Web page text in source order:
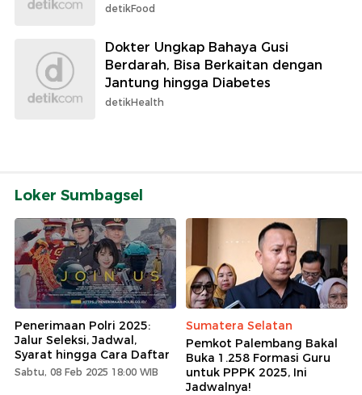
detikFood
Dokter Ungkap Bahaya Gusi
Berdarah, Bisa Berkaitan dengan
Jantung hingga Diabetes
detikHealth
Loker Sumbagsel
Penerimaan Polri 2025:
Jalur Seleksi, Jadwal,
Syarat hingga Cara Daftar
Sabtu, 08 Feb 2025 18:00 WIB
Sumatera Selatan
Pemkot Palembang Bakal
Buka 1.258 Formasi Guru
untuk PPPK 2025, Ini
Jadwalnya!